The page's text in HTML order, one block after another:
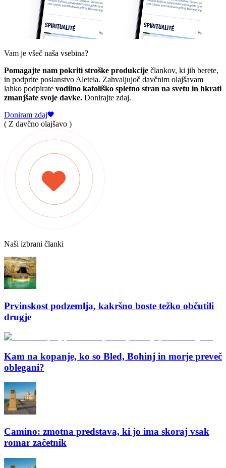
Vam je všeč naša vsebina?
Pomagajte nam pokriti stroške produkcije člankov, ki jih berete,
in podprite poslanstvo Aleteia. Zahvaljujoč davčnim olajšavam
lahko podpirate vodilno katoliško spletno stran na svetu in hkrati
zmanjšate svoje davke. Donirajte zdaj.
Doniram zdaj
( Z davčno olajšavo )
Naši izbrani članki
Prvinskost podzemlja, kakršno boste težko občutili
drugje
Kam na kopanje, ko so Bled, Bohinj in morje preveč
oblegani?
Camino: zmotna predstava, ki jo ima skoraj vsak
romar začetnik